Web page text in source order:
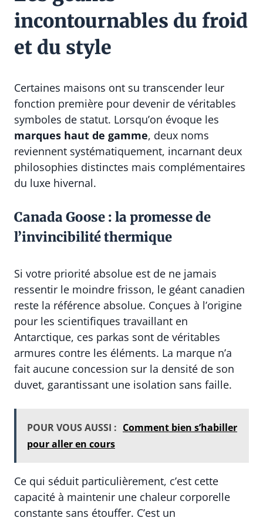
incontournables du froid
et du style
Certaines maisons ont su transcender leur
fonction première pour devenir de véritables
symboles de statut. Lorsqu’on évoque les
marques haut de gamme, deux noms
reviennent systématiquement, incarnant deux
philosophies distinctes mais complémentaires
du luxe hivernal.
Canada Goose : la promesse de
l’invincibilité thermique
Si votre priorité absolue est de ne jamais
ressentir le moindre frisson, le géant canadien
reste la référence absolue. Conçues à l’origine
pour les scientifiques travaillant en
Antarctique, ces parkas sont de véritables
armures contre les éléments. La marque n’a
fait aucune concession sur la densité de son
duvet, garantissant une isolation sans faille.
POUR VOUS AUSSI : Comment bien s’habiller
pour aller en cours
Ce qui séduit particulièrement, c’est cette
capacité à maintenir une chaleur corporelle
constante sans étouffer. C’est un